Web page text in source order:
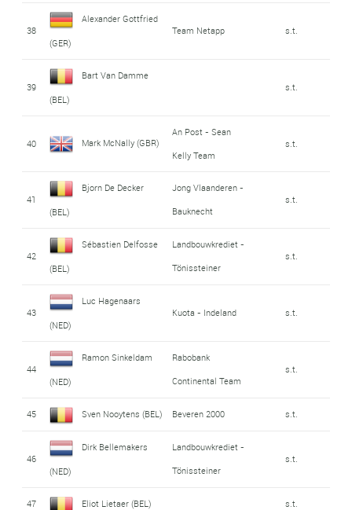
38
Alexander Gottfried
(GER)
Team Netapp s.t.
39
Bart Van Damme
(BEL)
s.t.
40 Mark McNally (GBR)
An Post - Sean
Kelly Team
s.t.
41
Bjorn De Decker
(BEL)
Jong Vlaanderen -
Bauknecht
s.t.
42
Sébastien Delfosse
(BEL)
Landbouwkrediet -
Tönissteiner
s.t.
43
Luc Hagenaars
(NED)
Kuota - Indeland s.t.
44
Ramon Sinkeldam
(NED)
Rabobank
Continental Team
s.t.
45 Sven Nooytens (BEL) Beveren 2000 s.t.
46
Dirk Bellemakers
(NED)
Landbouwkrediet -
Tönissteiner
s.t.
47 Eliot Lietaer (BEL) s.t.